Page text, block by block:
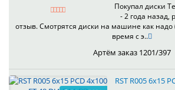
Покупал диски
- 2 года назад,
отзыв. Смотрятся диски на машине как надо
время с э..
Артём заказ 1201/397
RST R005 6x15